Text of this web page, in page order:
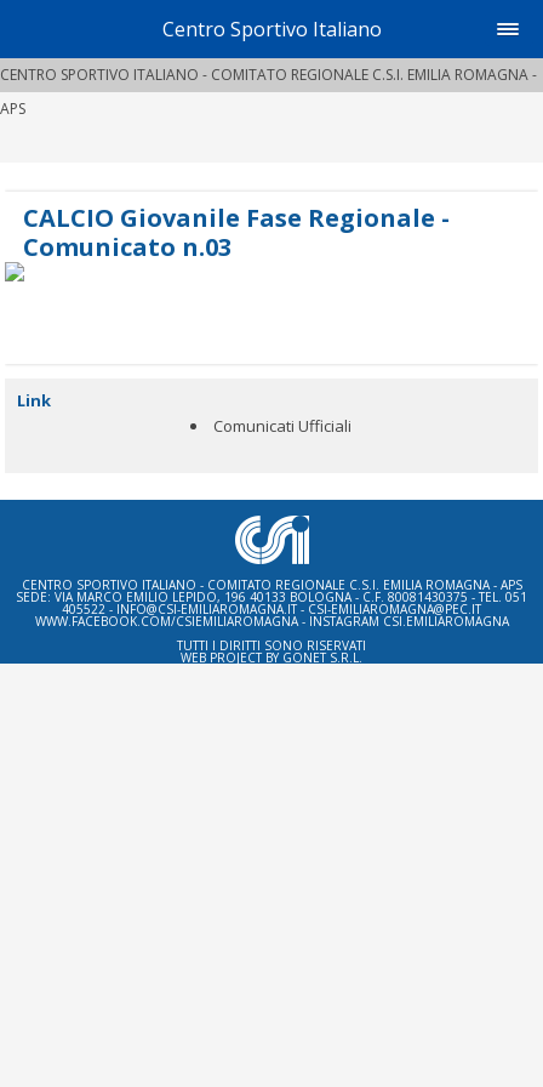
Centro Sportivo Italiano
CENTRO SPORTIVO ITALIANO - COMITATO REGIONALE C.S.I. EMILIA ROMAGNA -
APS
CALCIO Giovanile Fase Regionale -
Comunicato n.03
Link
Comunicati Ufficiali
CENTRO SPORTIVO ITALIANO - COMITATO REGIONALE C.S.I. EMILIA ROMAGNA - APS
SEDE: VIA MARCO EMILIO LEPIDO, 196 40133 BOLOGNA - C.F. 80081430375 - TEL. 051
405522 - INFO@CSI-EMILIAROMAGNA.IT - CSI-EMILIAROMAGNA@PEC.IT
WWW.FACEBOOK.COM/CSIEMILIAROMAGNA - INSTAGRAM CSI.EMILIAROMAGNA
TUTTI I DIRITTI SONO RISERVATI
WEB PROJECT BY GONET S.R.L.